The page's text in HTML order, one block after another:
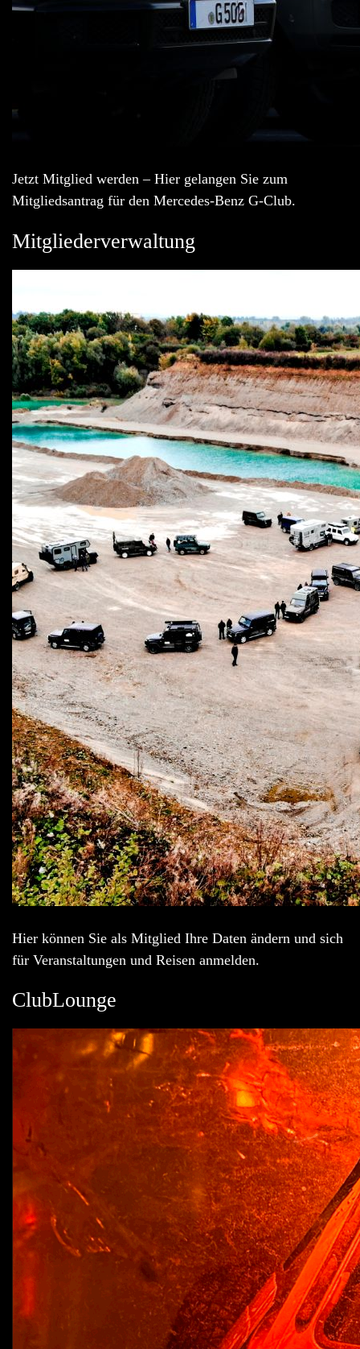
Jetzt Mitglied werden – Hier gelangen Sie zum
Mitgliedsantrag für den Mercedes-Benz G-Club.
Mitgliederverwaltung
Hier können Sie als Mitglied Ihre Daten ändern und sich
für Veranstaltungen und Reisen anmelden.
ClubLounge